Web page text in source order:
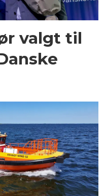
valgt til